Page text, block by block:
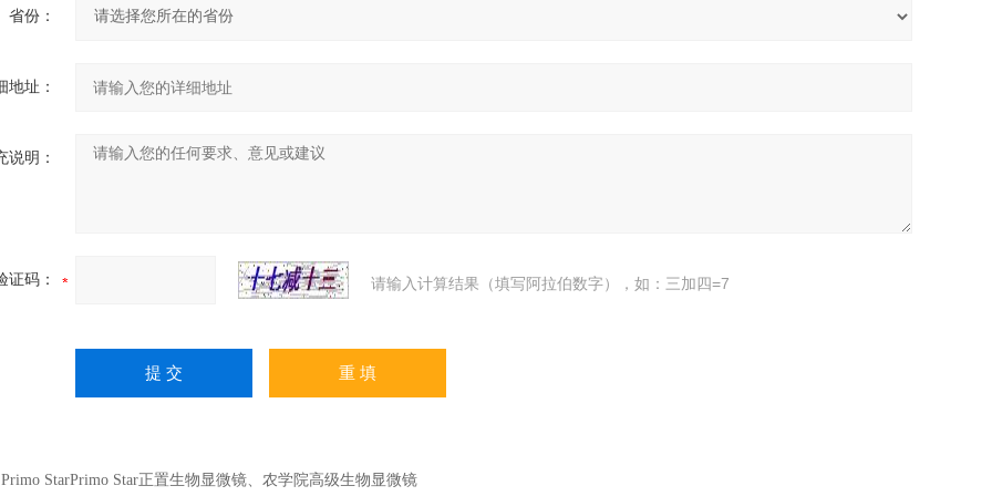
省份：
地址：
说明：
证码： 请输入计算结果（填写阿拉伯数字），如：三加四=7
Primo StarPrimo Star正置生物显微镜、农学院高级生物显微镜